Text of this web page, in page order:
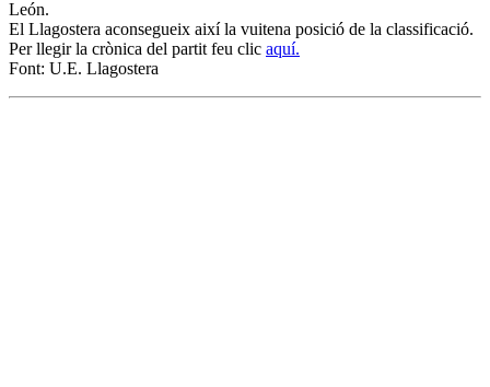
León.
El Llagostera aconsegueix així la vuitena posició de la classificació.
Per llegir la crònica del partit feu clic aquí.
Font: U.E. Llagostera